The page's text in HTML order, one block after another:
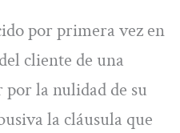
por primera vez en
cliente de una
la nulidad de su
la cláusula que